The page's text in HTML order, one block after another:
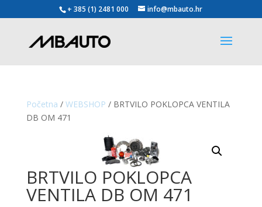
+ 385 (1) 2481 000 info@mbauto.hr
Početna / WEBSHOP / BRTVILO POKLOPCA VENTILA
DB OM 471
BRTVILO POKLOPCA
VENTILA DB OM 471